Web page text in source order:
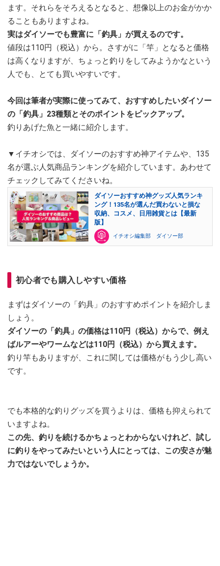
ます。それらをそろえるとなると、想像以上のお金がかか
ることもありますよね。
実はダイソーでも豊富に「釣具」が買えるのです。
値段は110円（税込）から。さすがに「竿」となると価格
は高くなりますが、ちょっと釣りをしてみようかなという
人でも、とても買いやすいです。
今回は筆者が実際に使ってみて、おすすめしたいダイソー
の「釣具」23種類とそのポイントをピックアップ。
釣りあげた魚と一緒に紹介します。
▼イチオシでは、ダイソーのおすすめ神アイテムや、135
名が選ぶ人気商品ランキングを紹介しています。あわせて
チェックしてみてくださいね。
ダイソーおすすめ神グッズ人気ランキ
ング！135名が選んだ買わないと損な
収納、コスメ、日用雑貨とは【最新
版】
イチオシ編集部 ダイソー部
初心者でも購入しやすい価格
まずはダイソーの「釣具」のおすすめポイントを紹介しま
しょう。
ダイソーの「釣具」の価格は110円（税込）からで、例え
ばルアーやワームなどは110円（税込）から買えます。
釣り竿もありますが、これに関しては価格がもう少し高い
です。
でも本格的な釣りグッズを買うよりは、価格も抑えられて
いますよね。
この先、釣りを続けるかちょっとわからないけれど、試し
に釣りをやってみたいという人にとっては、この安さが魅
力ではないでしょうか。